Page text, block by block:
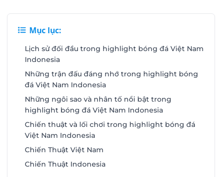
Mục lục:
Lịch sử đối đầu trong highlight bóng đá Việt Nam
Indonesia
Những trận đấu đáng nhớ trong highlight bóng
đá Việt Nam Indonesia
Những ngôi sao và nhân tố nổi bật trong
highlight bóng đá Việt Nam Indonesia
Chiến thuật và lối chơi trong highlight bóng đá
Việt Nam Indonesia
Chiến Thuật Việt Nam
Chiến Thuật Indonesia